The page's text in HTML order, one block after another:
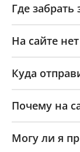
Где забрать
На сайте
Куда
Почему на
Могу ли я